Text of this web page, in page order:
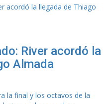
River acordó la
Almada